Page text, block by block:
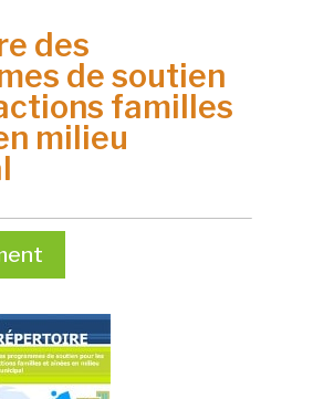
des
de soutien
familles
milieu